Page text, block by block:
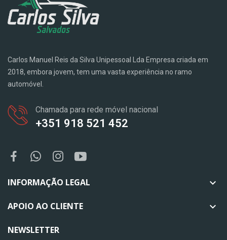
Carlos Manuel Reis da Silva Unipessoal Lda Empresa criada em
2018, embora jovem, tem uma vasta experiência no ramo
automóvel.
Chamada para rede móvel nacional
+351 918 521 452
INFORMAÇÃO LEGAL 
APOIO AO CLIENTE 
NEWSLETTER